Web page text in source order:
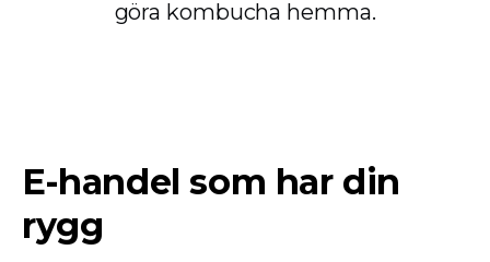
göra kombucha hemma.
E-handel som har din
rygg